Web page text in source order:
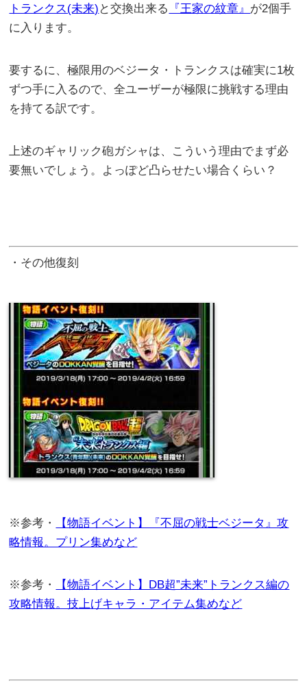
トランクス(未来) と交換出来る 『王家の紋章』 が2個手
に入ります。
要するに、極限用のベジータ・トランクスは確実に1枚
ずつ手に入るので、全ユーザーが極限に挑戦する理由
を持てる訳です。
上述のギャリック砲ガシャは、こういう理由でまず必
要無いでしょう。よっぽど凸らせたい場合くらい？
・その他復刻
※参考・
【物語イベント】『不屈の戦士ベジータ』攻
略情報。プリン集めなど
※参考・
【物語イベント】DB超”未来”トランクス編の
攻略情報。技上げキャラ・アイテム集めなど